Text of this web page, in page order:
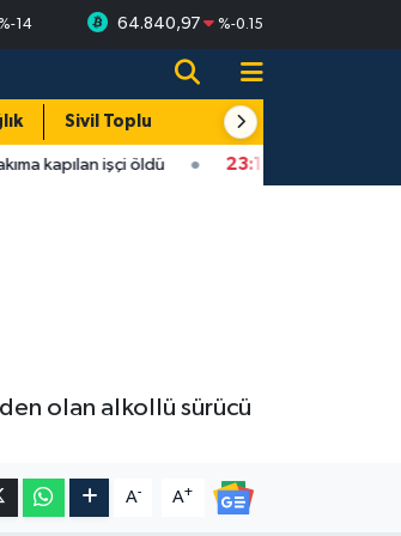
%-14 64.840,97 %-0.15
Sivil Toplum Turizm
kapılan işçi öldü 23:12Bartın'da nem
olan alkollü sürücü
A- A+
|Fındık üreticisinin beklediği haber: